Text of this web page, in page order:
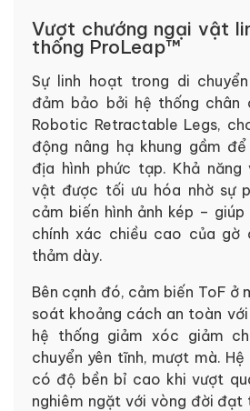
Vượt chướng ngại vật
thống ProLeap™
Sự linh hoạt trong di
đảm bảo bởi hệ thống chân
Robotic Retractable Legs,
động nâng hạ khung gầm
địa hình phức tạp. Khả năng
vật được tối ưu hóa nhờ sự
cảm biến hình ảnh kép –
chính xác chiều cao của gờ
thảm dày.
Bên cạnh đó, cảm biến ToF ở
soát khoảng cách an toàn
hệ thống giảm xóc giảm
chuyển yên tĩnh, mượt mà.
có độ bền bỉ cao khi vượt
nghiêm ngặt với vòng đời